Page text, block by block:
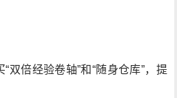
双倍经验卷轴”和“随身仓库”，提